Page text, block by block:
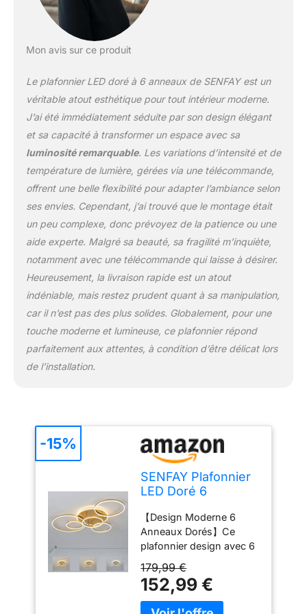
blanche pour travailler ou
télécommande permet
de contrôler
confortablement les
différents réglages sans
lumineuse, couleur de
lumière, mode nuit et
paramètres d’éclairage.
Compatible avec un
interrupteur mural
classique pour une
utilisation pratique au
quotidien. 【Fonction
Mémoire, Minuterie et
Mode Nuit】Grâce à la
fonction mémoire, le
luminaire conserve vos
derniers réglages après
extinction. La minuterie
【Large Application &
Ambiance Confortable】
Ce luminaire intérieur
moderne convient
chambre, cuisine, salle à
manger, bureau ou
couloir. Son éclairage
uniforme et son style
décoratif en font un
choix idéal pour créer
une atmosphère
Mon avis sur ce produit
Le plafonnier LED doré à 6 anneaux de SENFAY est un
véritable atout esthétique pour tout intérieur moderne.
J’ai été immédiatement séduite par son design élégant
et sa capacité à transformer un espace avec sa
luminosité remarquable. Les variations d’intensité et de
température de lumière, gérées via une télécommande,
offrent une belle flexibilité pour adapter l’ambiance selon
ses envies. Cependant, j’ai trouvé que le montage était
un peu complexe, donc prévoyez de la patience ou une
aide experte. Malgré sa beauté, sa fragilité m’inquiète,
notamment avec une télécommande qui laisse à désirer.
Heureusement, la livraison rapide est un atout
indéniable, mais restez prudent quant à sa manipulation,
car il n’est pas des plus solides. Globalement, pour une
touche moderne et lumineuse, ce plafonnier répond
parfaitement aux attentes, à condition d’être délicat lors
de l’installation.
SENFAY Plafonnier
LED Doré 6
Lampe Plafond
Moderne Dimmable
avec
Télécommande,
Luminaire Intérieur
Réglable 3000K-
6000K, Éclairage
【Design Moderne 6
Anneaux Dorés】Ce
plafonnier design avec 6
une décoration élégante
et contemporaine à votre
intérieur. Sa forme
179,99 €
152,99 €
-15%